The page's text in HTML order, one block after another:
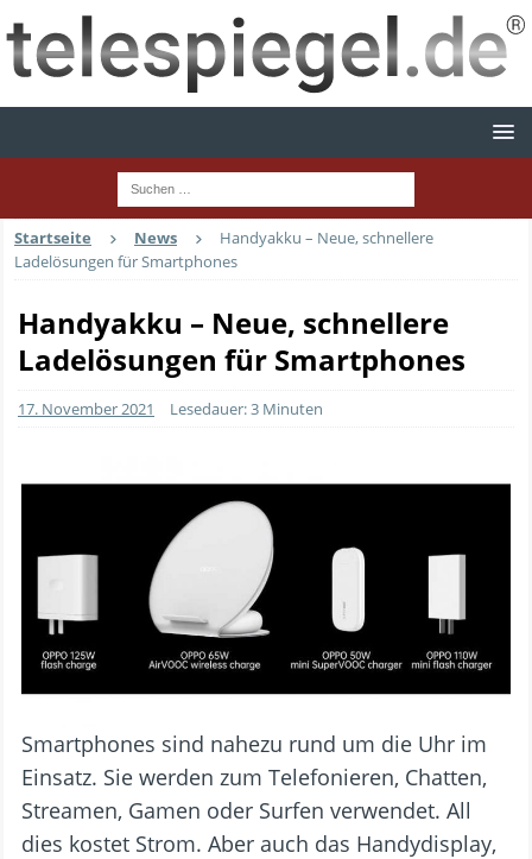
Startseite News
Handyakku – Neue, schnellere
Ladelösungen für Smartphones
Handyakku – Neue, schnellere
Ladelösungen für Smartphones
17. November 2021 Lesedauer: 3 Minuten
Smartphones sind nahezu rund um die Uhr im
Einsatz. Sie werden zum Telefonieren, Chatten,
Streamen, Gamen oder Surfen verwendet. All
dies kostet Strom. Aber auch das Handydisplay,